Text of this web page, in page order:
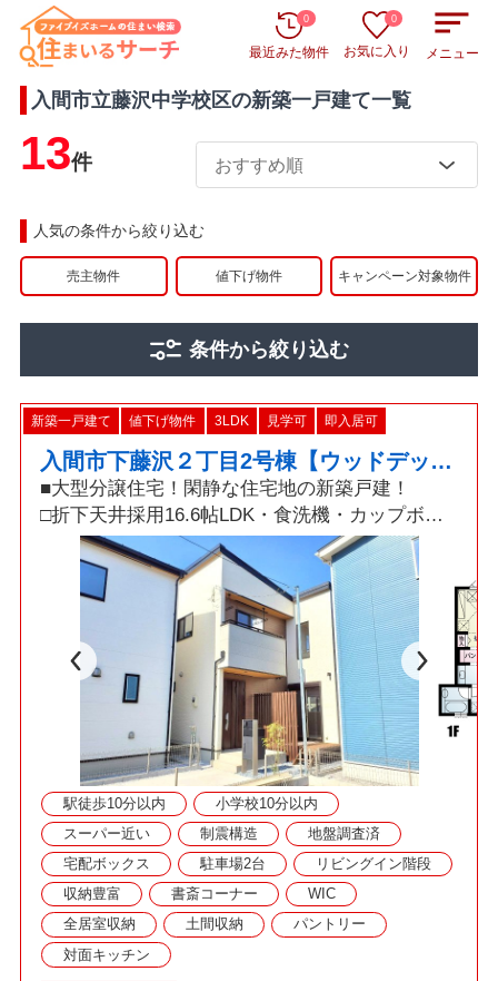
最近みた物件
0
お気に入り
0
メニュー
入間市立藤沢中学校区の新築一戸建て一覧
13件
人気の条件から絞り込む
売主物件 値下げ物件 キャンペーン対象物件
条件から絞り込む
新築一戸建て 値下げ物件 3LDK 見学可 即入居可
入間市下藤沢２丁目2号棟【ウッドデッキ・パントリー】
■大型分譲住宅！閑静な住宅地の新築戸建！
□折下天井採用16.6帖LDK・食洗機・カップボー
ド・衣類乾燥機乾太くん！
■なかなか見れない着工中の様子も今ならご見学
できます！
□資料請求・ご見学をご希望の際はお気軽にお問
い合わせください！
駅徒歩10分以内
小学校10分以内
スーパー近い
制震構造
地盤調査済
宅配ボックス
駐車場2台
リビングイン階段
収納豊富
書斎コーナー
WIC
全居室収納
土間収納
パントリー
対面キッチン